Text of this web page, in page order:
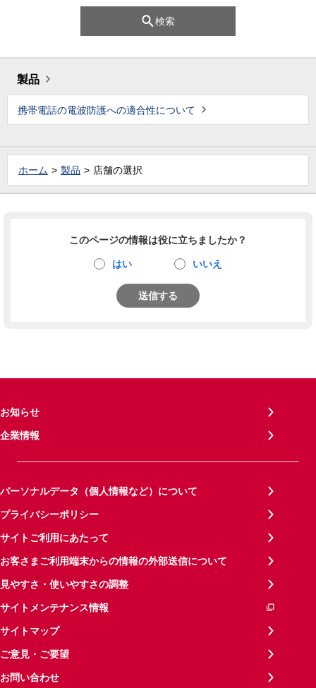
検索
製品
携帯電話の電波防護への適合性について
ホーム 製品 店舗の選択
このページの情報は役に立ちましたか？
はい いいえ
送信する
お知らせ
企業情報
パーソナルデータ（個人情報など）について
プライバシーポリシー
サイトご利用にあたって
お客さまご利用端末からの情報の外部送信について
見やすさ・使いやすさの調整
サイトメンテナンス情報
サイトマップ
ご意見・ご要望
お問い合わせ